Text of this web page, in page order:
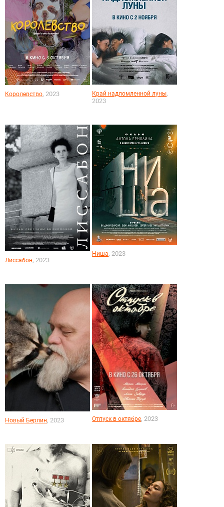
Королевство, 2023 Край надломленной луны,
2023
Лиссабон, 2023
Ниша, 2023
Новый Берлин, 2023 Отпуск в октябре, 2023